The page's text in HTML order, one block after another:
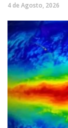
4 de Agosto, 2026